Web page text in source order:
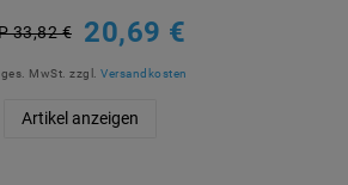
33,82 € 20,69 €
MwSt. zzgl. Versandkosten
Artikel anzeigen